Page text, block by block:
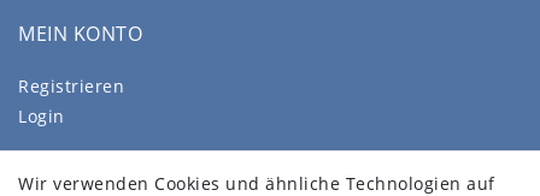
MEIN KONTO
Registrieren
Login
SERVICE
Wir verwenden Cookies und ähnliche Technologien auf